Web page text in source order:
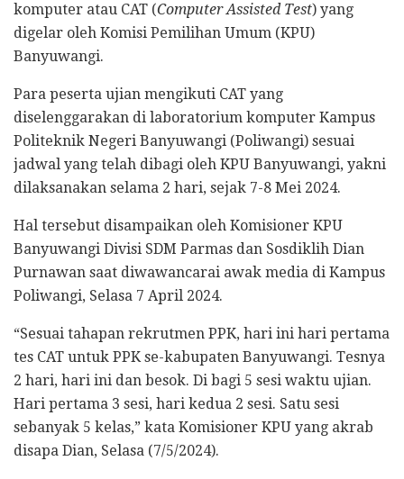
komputer atau CAT (Computer Assisted Test) yang
digelar oleh Komisi Pemilihan Umum (KPU)
Banyuwangi.
Para peserta ujian mengikuti CAT yang
diselenggarakan di laboratorium komputer Kampus
Politeknik Negeri Banyuwangi (Poliwangi) sesuai
jadwal yang telah dibagi oleh KPU Banyuwangi, yakni
dilaksanakan selama 2 hari, sejak 7-8 Mei 2024.
Hal tersebut disampaikan oleh Komisioner KPU
Banyuwangi Divisi SDM Parmas dan Sosdiklih Dian
Purnawan saat diwawancarai awak media di Kampus
Poliwangi, Selasa 7 April 2024.
“Sesuai tahapan rekrutmen PPK, hari ini hari pertama
tes CAT untuk PPK se-kabupaten Banyuwangi. Tesnya
2 hari, hari ini dan besok. Di bagi 5 sesi waktu ujian.
Hari pertama 3 sesi, hari kedua 2 sesi. Satu sesi
sebanyak 5 kelas,” kata Komisioner KPU yang akrab
disapa Dian, Selasa (7/5/2024).